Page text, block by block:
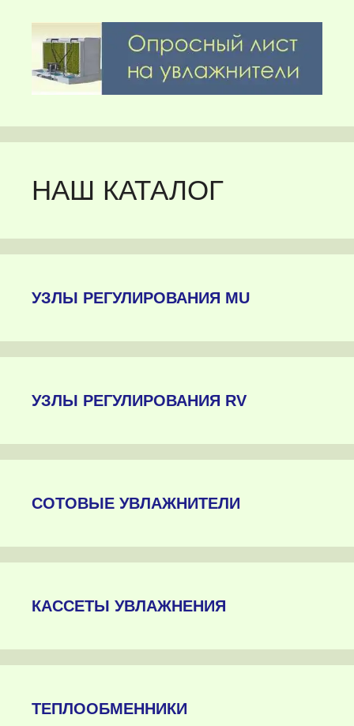
НАШ КАТАЛОГ
УЗЛЫ РЕГУЛИРОВАНИЯ MU
УЗЛЫ РЕГУЛИРОВАНИЯ RV
СОТОВЫЕ УВЛАЖНИТЕЛИ
КАССЕТЫ УВЛАЖНЕНИЯ
ТЕПЛООБМЕННИКИ